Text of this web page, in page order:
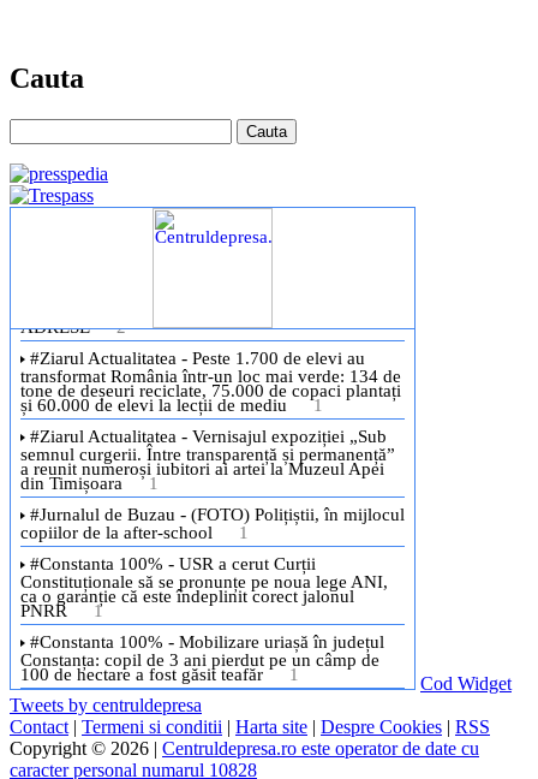
Cauta
Cod Widget
Tweets by centruldepresa
Contact | Termeni si conditii | Harta site | Despre Cookies | RSS
Copyright © 2026 | Centruldepresa.ro este operator de date cu
caracter personal numarul 10828